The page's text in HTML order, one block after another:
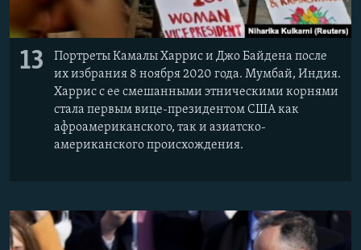
13
Портреты Камалы Харрис и Джо Байдена после
их избрания 8 ноября 2020 года. Мумбай, Индия.
Харрис с ее смешанными этническими корнями
стала первым вице-президентом США как
афроамериканского, так и азиатско-
американского происхождения.